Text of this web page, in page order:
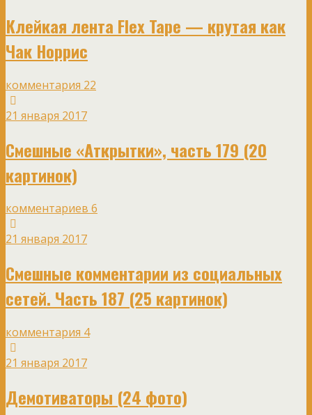
Клейкая лента Flex Tape — крутая как
Чак Норрис
комментария 22
21 января 2017
Смешные «Аткрытки», часть 179 (20
картинок)
комментариев 6
21 января 2017
Смешные комментарии из социальных
сетей. Часть 187 (25 картинок)
комментария 4
21 января 2017
Демотиваторы (24 фото)